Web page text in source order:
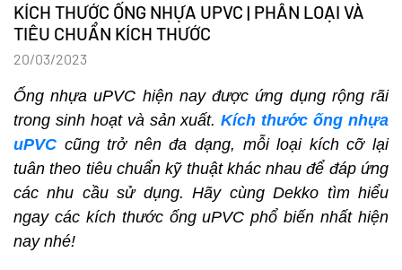
KÍCH THƯỚC ỐNG NHỰA UPVC | PHÂN LOẠI VÀ
TIÊU CHUẨN KÍCH THƯỚC
20/03/2023
Ống nhựa uPVC hiện nay được ứng dụng rộng rãi
trong sinh hoạt và sản xuất.Kích thước ống nhựa
uPVC cũng trở nên đa dạng, mỗi loại kích cỡ lại
tuân theo tiêu chuẩn kỹ thuật khác nhau để đáp ứng
các nhu cầu sử dụng. Hãy cùng Dekko tìm hiểu
ngay các kích thước ống uPVC phổ biến nhất hiện
nay nhé!